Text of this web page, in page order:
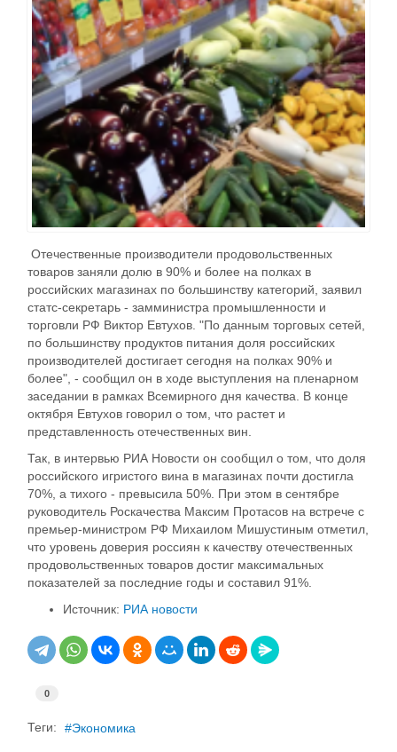
Отечественные производители продовольственных
товаров заняли долю в 90% и более на полках в
российских магазинах по большинству категорий, заявил
статс-секретарь - замминистра промышленности и
торговли РФ Виктор Евтухов. "По данным торговых сетей,
по большинству продуктов питания доля российских
производителей достигает сегодня на полках 90% и
более", - сообщил он в ходе выступления на пленарном
заседании в рамках Всемирного дня качества. В конце
октября Евтухов говорил о том, что растет и
представленность отечественных вин.
Так, в интервью РИА Новости он сообщил о том, что доля
российского игристого вина в магазинах почти достигла
70%, а тихого - превысила 50%. При этом в сентябре
руководитель Роскачества Максим Протасов на встрече с
премьер-министром РФ Михаилом Мишустиным отметил,
что уровень доверия россиян к качеству отечественных
продовольственных товаров достиг максимальных
показателей за последние годы и составил 91%.
Источник: РИА новости
0
Теги: Экономика